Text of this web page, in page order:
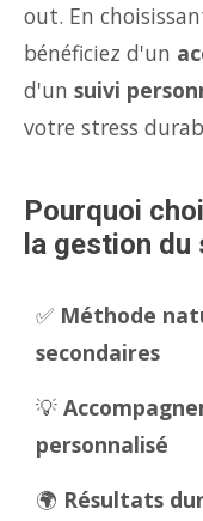
out. En
bénéficiez d'un
d'un suivi
votre stress
Pourquoi
la gestion du
✅ Méthode
secondaires
💡
personnalisé
🌍 Résultats